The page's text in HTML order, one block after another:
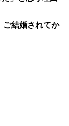
結婚されてか